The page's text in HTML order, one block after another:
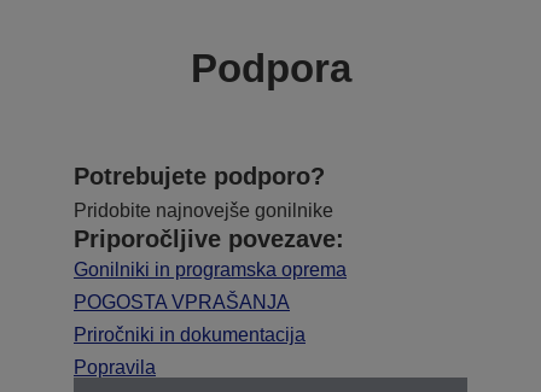
Podpora
Potrebujete podporo?
Pridobite najnovejše gonilnike
Priporočljive povezave:
Gonilniki in programska oprema
POGOSTA VPRAŠANJA
Priročniki in dokumentacija
Popravila